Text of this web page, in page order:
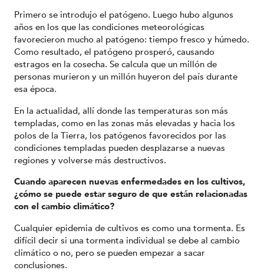
Primero se introdujo el patógeno. Luego hubo algunos
años en los que las condiciones meteorológicas
favorecieron mucho al patógeno: tiempo fresco y húmedo.
Como resultado, el patógeno prosperó, causando
estragos en la cosecha. Se calcula que un millón de
personas murieron y un millón huyeron del país durante
esa época.
En la actualidad, allí donde las temperaturas son más
templadas, como en las zonas más elevadas y hacia los
polos de la Tierra, los patógenos favorecidos por las
condiciones templadas pueden desplazarse a nuevas
regiones y volverse más destructivos.
Cuando aparecen nuevas enfermedades en los cultivos,
¿cómo se puede estar seguro de que están relacionadas
con el cambio climático?
Cualquier epidemia de cultivos es como una tormenta. Es
difícil decir si una tormenta individual se debe al cambio
climático o no, pero se pueden empezar a sacar
conclusiones.